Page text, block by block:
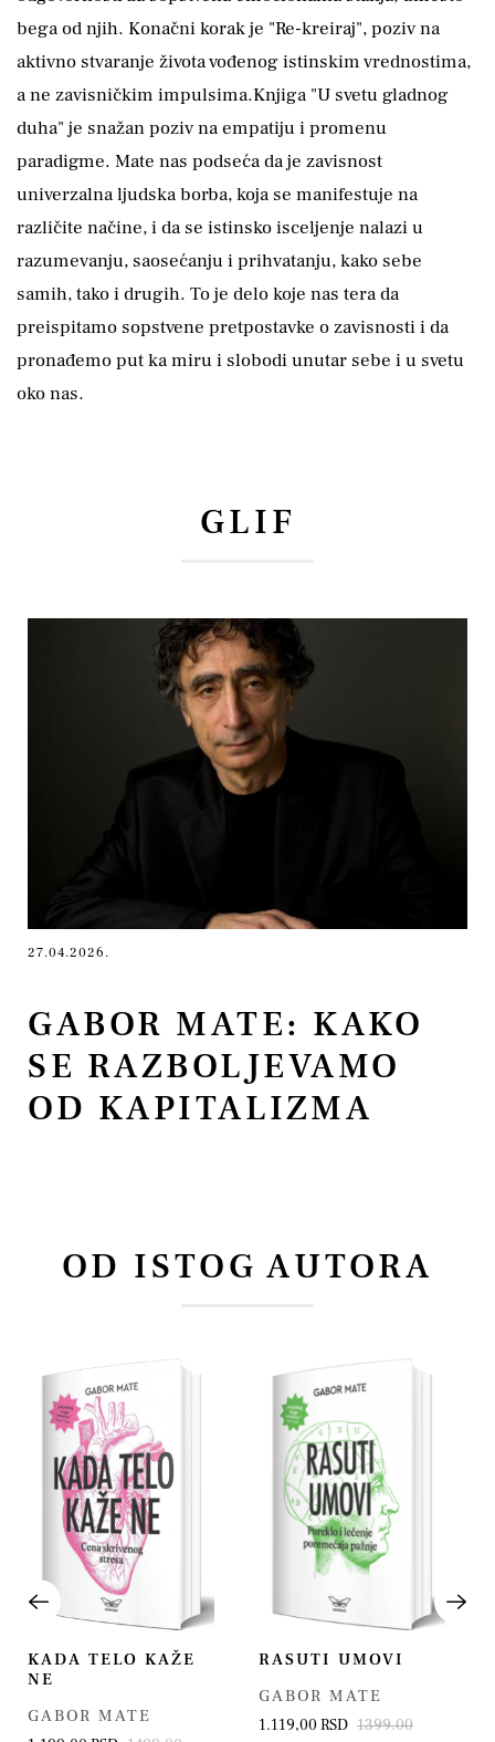
bega od njih. Konačni korak je "Re-kreiraj", poziv na
aktivno stvaranje života vođenog istinskim vrednostima,
a ne zavisničkim impulsima.Knjiga "U svetu gladnog
duha" je snažan poziv na empatiju i promenu
paradigme. Mate nas podseća da je zavisnost
univerzalna ljudska borba, koja se manifestuje na
različite načine, i da se istinsko isceljenje nalazi u
razumevanju, saosećanju i prihvatanju, kako sebe
samih, tako i drugih. To je delo koje nas tera da
preispitamo sopstvene pretpostavke o zavisnosti i da
pronađemo put ka miru i slobodi unutar sebe i u svetu
oko nas.
GLIF
27.04.2026.
GABOR MATE: KAKO
SE RAZBOLJEVAMO
OD KAPITALIZMA
OD ISTOG AUTORA
KADA TELO KAŽE
NE
GABOR MATE
RASUTI UMOVI
GABOR MATE
1.119,00 RSD 1399.00